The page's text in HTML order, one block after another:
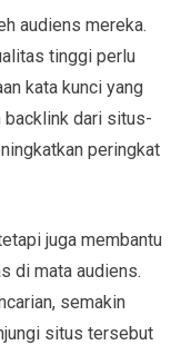
audiens mereka.
tinggi perlu
kata kunci yang
backlink dari situs-
peringkat
juga membantu
di mata audiens.
semakin
situs tersebut